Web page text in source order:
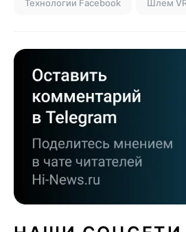
Технологии Facebook Шлем